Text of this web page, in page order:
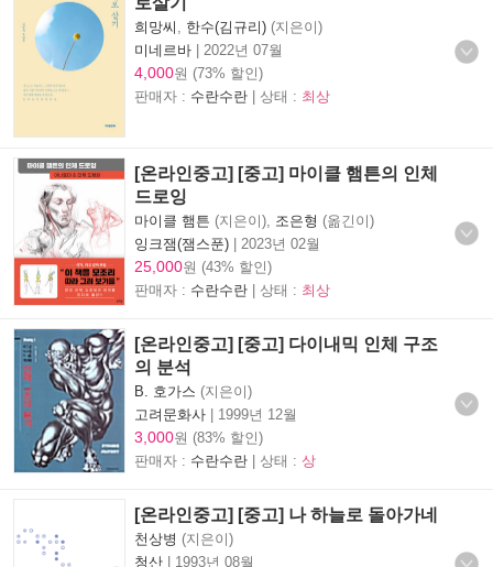
희망씨 한수(김규리) (지은이)
미네르바 | 2022년 07월
4,000원 (73% 할인)
판매자 : 수란수란 | 상태 : 최상
[온라인중고] [중고] 마이클 햄튼의 인체
드로잉
마이클 햄튼 (지은이), 조은형 (옮긴이)
잉크잼(잼스푼) | 2023년 02월
25,000원 (43% 할인)
판매자 : 수란수란 | 상태 : 최상
[온라인중고] [중고] 다이내믹 인체 구조
의 분석
B. 호가스 (지은이)
고려문화사 | 1999년 12월
3,000원 (83% 할인)
판매자 : 수란수란 | 상태 : 상
[온라인중고] [중고] 나 하늘로 돌아가네
천상병 (지은이)
청산 | 1993년 08월